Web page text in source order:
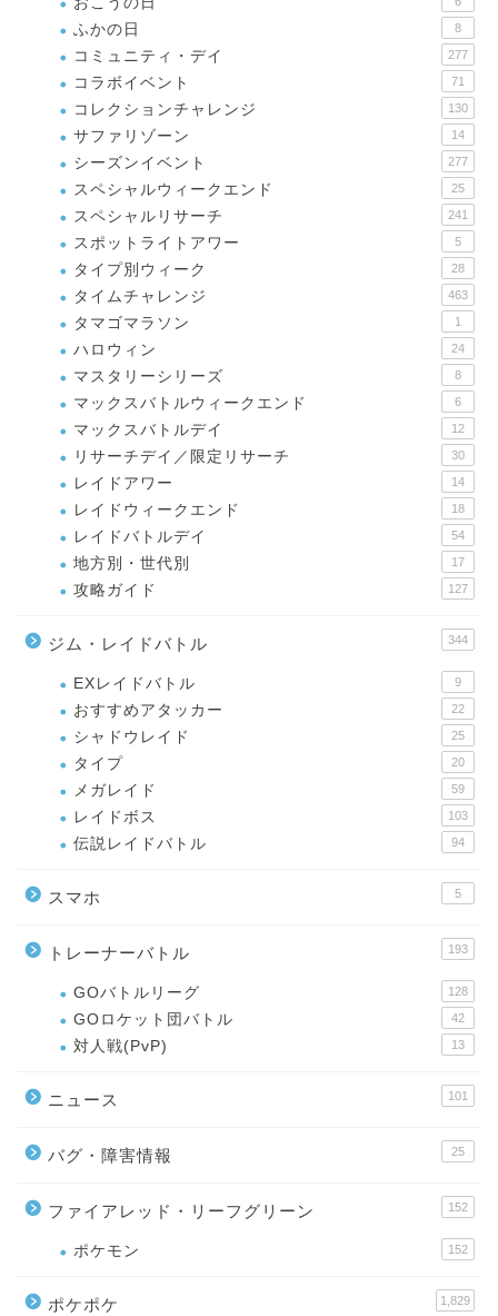
ふかの日 8
コミュニティ・デイ 277
コラボイベント 71
コレクションチャレンジ 130
サファリゾーン 14
シーズンイベント 277
スペシャルウィークエンド 25
スペシャルリサーチ 241
スポットライトアワー 5
タイプ別ウィーク 28
タイムチャレンジ 463
タマゴマラソン 1
ハロウィン 24
マスタリーシリーズ 8
マックスバトルウィークエンド 6
マックスバトルデイ 12
リサーチデイ／限定リサーチ 30
レイドアワー 14
レイドウィークエンド 18
レイドバトルデイ 54
地方別・世代別 17
攻略ガイド 127
ジム・レイドバトル 344
EXレイドバトル 9
おすすめアタッカー 22
シャドウレイド 25
タイプ 20
メガレイド 59
レイドボス 103
伝説レイドバトル 94
スマホ 5
トレーナーバトル 193
GOバトルリーグ 128
GOロケット団バトル 42
対人戦(PvP) 13
ニュース 101
バグ・障害情報 25
ファイアレッド・リーフグリーン 152
ポケモン 152
ポケポケ 1,829